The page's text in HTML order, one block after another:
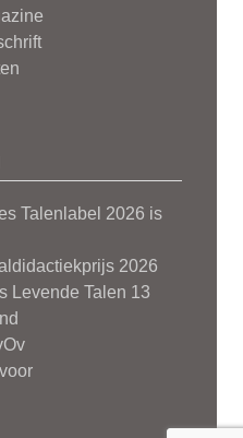
Talenlabel 2026 is
2026
Levende Talen 13